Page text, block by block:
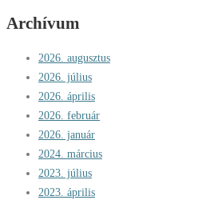
Archívum
2026. augusztus
2026. július
2026. április
2026. február
2026. január
2024. március
2023. július
2023. április